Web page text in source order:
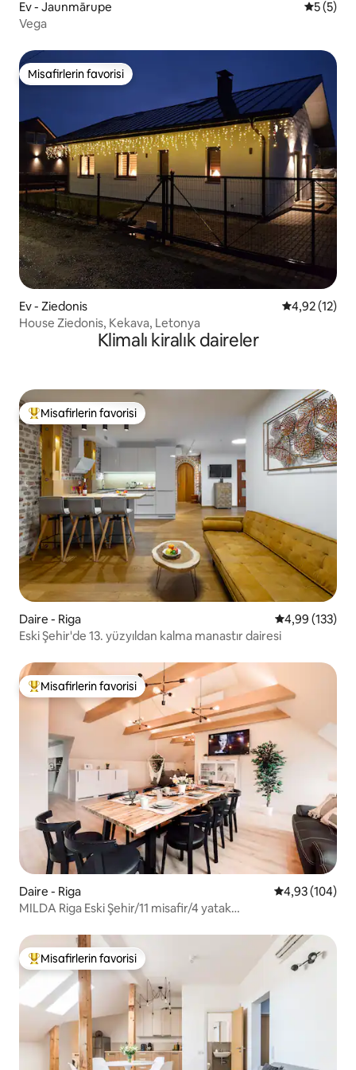
Ev - Jaunmārupe 55 (5)
Vega
Misafirlerin favorisi
Misafirlerin favorisi
Ev - Ziedonis 5 üzerinden
4,92 (12)
House Ziedonis, Kekava, Letonya
Klimalı kiralık daireler
Misafirlerin favorilerinden en beğenilenler arasında
Misafirlerin favorisi
Daire - Riga 5 üzerinden
4,99 (133)
Eski Şehir'de 13. yüzyıldan kalma manastır dairesi
Misafirlerin favorilerinden en beğenilenler arasında
Misafirlerin favorisi
Daire - Riga 5 üzerinden
4,93 (104)
MILDA Riga Eski Şehir/11 misafir/4 yatak
Misafirlerin favorilerinden en beğenilenler arasında
Misafirlerin favorisi